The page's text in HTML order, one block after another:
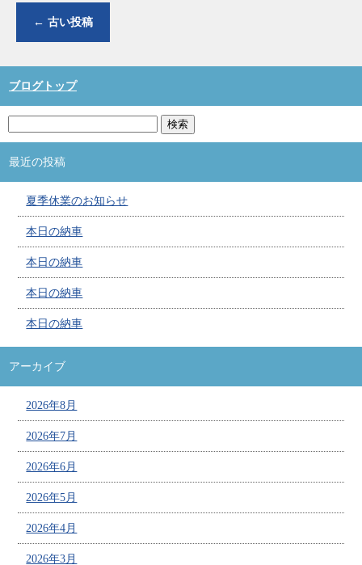
← 古い投稿
ブログトップ
最近の投稿
夏季休業のお知らせ
本日の納車
本日の納車
本日の納車
本日の納車
アーカイブ
2026年8月
2026年7月
2026年6月
2026年5月
2026年4月
2026年3月